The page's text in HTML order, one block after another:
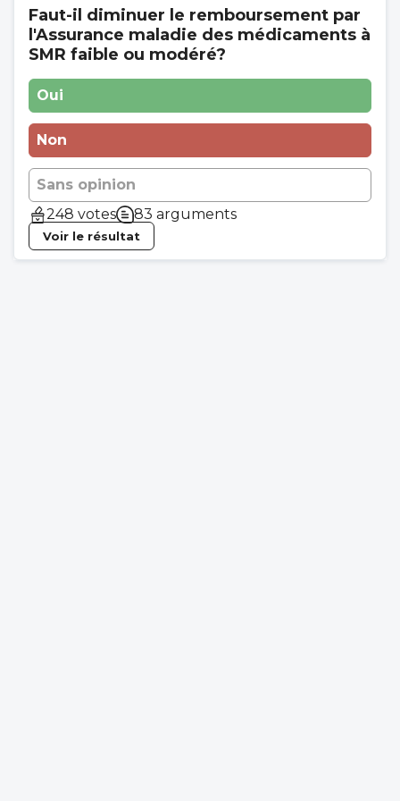
Faut-il diminuer le remboursement par
l'Assurance maladie des médicaments à
SMR faible ou modéré?
Oui
Non
Sans opinion
248 votes
83 arguments
Voir le résultat